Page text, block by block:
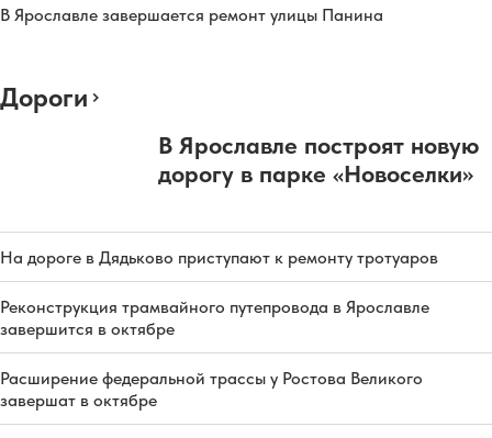
В Ярославле завершается ремонт улицы Панина
Дороги
В Ярославле построят новую
дорогу в парке «Новоселки»
На дороге в Дядьково приступают к ремонту тротуаров
Реконструкция трамвайного путепровода в Ярославле
завершится в октябре
Расширение федеральной трассы у Ростова Великого
завершат в октябре